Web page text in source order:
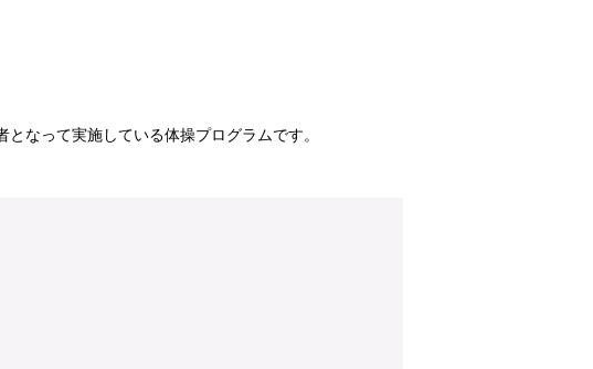
なって実施している体操プログラムです。